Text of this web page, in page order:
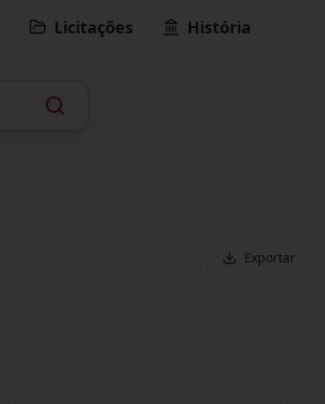
Licitações História
Exportar